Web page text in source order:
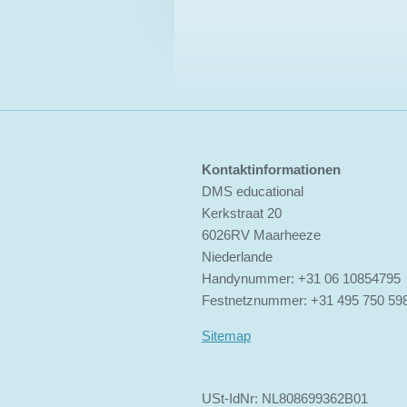
Kontaktinformationen
DMS educational
Kerkstraat 20
6026RV Maarheeze
Niederlande
Handynummer: +31 06 10854795
Festnetznummer: +31 495 750
Sitemap
USt-IdNr: NL808699362B01